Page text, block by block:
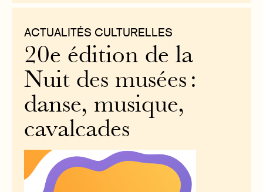
ACTUALITÉS CULTURELLES
20e édition de la
Nuit des musées :
danse, musique,
cavalcades